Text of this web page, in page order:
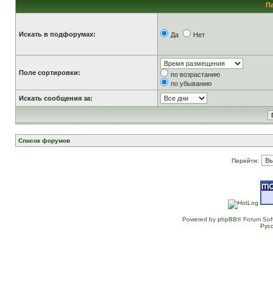
Искать в подфорумах: Да Нет
Поле сортировки:
по возрастанию
по убыванию
Искать сообщения за:
Список форумов
Перейти:
Powered by phpBB® Forum